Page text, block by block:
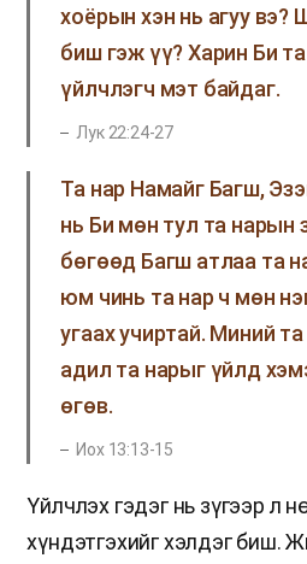
хоёрын хэн нь агуу вэ?
биш гэж үү? Харин Би
үйлчлэгч мэт байдаг.
Лук 22:24-27
Та нар Намайг Багш,
нь Би мөн тул та нарын
бөгөөд Багш атлаа та
юм чинь та нар ч мөн
угаах учиртай. Миний
адил та нарыг үйлд
өгөв.
Иох 13:13-15
Үйлчлэх гэдэг нь зүгээр л
хүндэтгэхийг хэлдэг биш.